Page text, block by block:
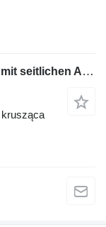
SID Side discharge bucket / Schaufel mit seitlichen Auswurf (LBW-1)